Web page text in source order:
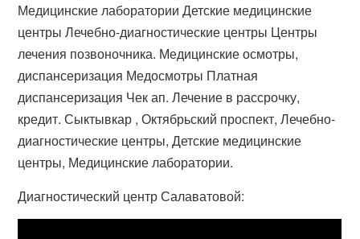
Медицинские лаборатории Детские медицинские
центры Лечебно-диагностические центры Центры
лечения позвоночника. Медицинские осмотры,
диспансеризация Медосмотры Платная
диспансеризация Чек ап. Лечение в рассрочку,
кредит. Сыктывкар , Октябрьский проспект, Лечебно-
диагностические центры, Детские медицинские
центры, Медицинские лаборатории.
Диагностический центр Салаватовой: